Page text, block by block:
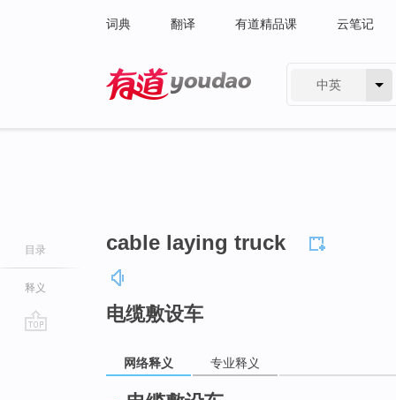
词典 翻译 有道精品课 云笔记
中英
目录
释义
cable laying truck
电缆敷设车
网络释义 专业释义